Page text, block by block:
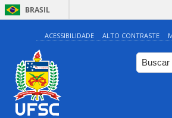
BRASIL
ACESSIBILIDADE ALTO CONTRASTE